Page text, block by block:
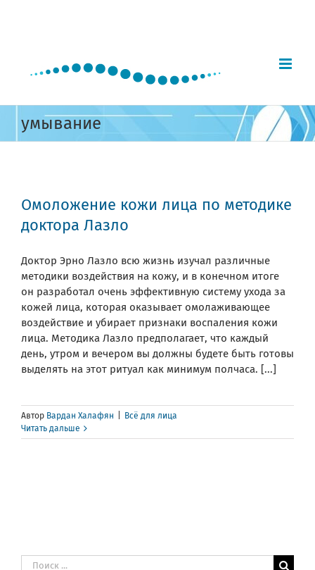
умывание
Омоложение кожи лица по методике
доктора Лазло
Доктор Эрно Лазло всю жизнь изучал различные
методики воздействия на кожу, и в конечном итоге
он разработал очень эффективную систему ухода за
кожей лица, которая оказывает омолаживающее
воздействие и убирает признаки воспаления кожи
лица. Методика Лазло предполагает, что каждый
день, утром и вечером вы должны будете быть готовы
выделять на этот ритуал как минимум полчаса. [...]
Автор Вардан Халафян
Всё для лица
Читать дальше
Результат